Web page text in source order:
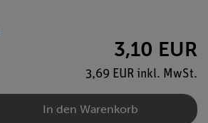
3,10 EUR
3,69 EUR inkl. MwSt.
In den Warenkorb